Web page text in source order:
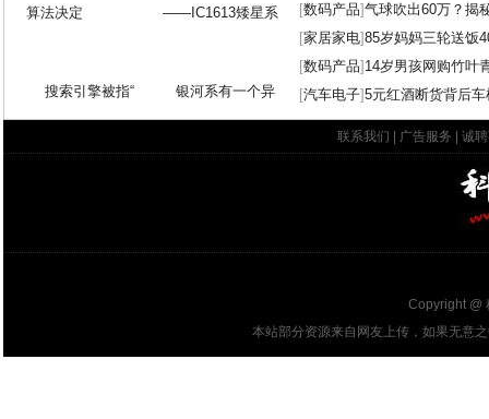
搜索引擎被指“ 银河系有一个异
[数码产品]气球吹出60万？揭
[家居家电]85岁妈妈三轮送饭
[数码产品] 14岁男孩网购竹叶
[汽车电子]5元红酒断货背后
联系我们 广告服务 诚
Copyright @
本站部分资源来自网友上传，如果无意